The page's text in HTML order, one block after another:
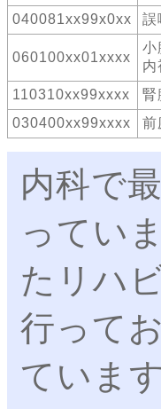
040081xx99x0xx
誤
060100xx01xxxx
小
内
110310xx99xxxx
腎
030400xx99xxxx
前
内科で
ってい
たリハ
行って
ています